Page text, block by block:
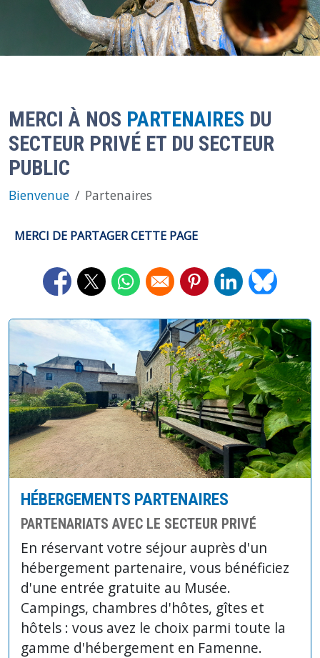
MERCI À NOS PARTENAIRES DU
SECTEUR PRIVÉ ET DU SECTEUR
PUBLIC
Bienvenue Partenaires
MERCI DE PARTAGER CETTE PAGE
Opens in a new window
Opens in a new window
Opens in a new windowOpens in a new window
Opens in a new
Opens in
HÉBERGEMENTS PARTENAIRES
PARTENARIATS AVEC LE SECTEUR PRIVÉ
En réservant votre séjour auprès d'un
hébergement partenaire, vous bénéficiez
d'une entrée gratuite au Musée.
Campings, chambres d'hôtes, gîtes et
hôtels : vous avez le choix parmi toute la
gamme d'hébergement en Famenne.